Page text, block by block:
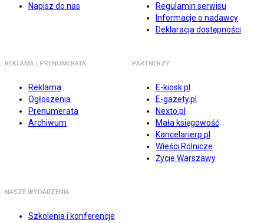
Napisz do nas
Regulamin serwisu
Informacje o nadawcy
Deklaracja dostępności
REKLAMA I PRENUMERATA
Reklama
Ogłoszenia
Prenumerata
Archiwum
PARTNERZY
E-kiosk.pl
E-gazety.pl
Nexto.pl
Mała księgowość
Kancelarierp.pl
Wieści Rolnicze
Życie Warszawy
NASZE WYDARZENIA
Szkolenia i konferencje